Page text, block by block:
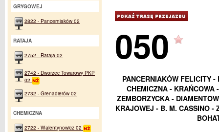
050
PANCERNIAKÓW FELICITY
CHEMICZNA -
ZEMBORZYCKA -
KRAJOWEJ - B. M. CASSINO -
GRYGOWEJ
2822 - Pancerniaków 02
RATAJA
2752 - Rataja 02
2742 - Dworzec Towarowy PKP
02
2732 - Grenadierów 02
CHEMICZNA
2722 - Walentynowicz 02